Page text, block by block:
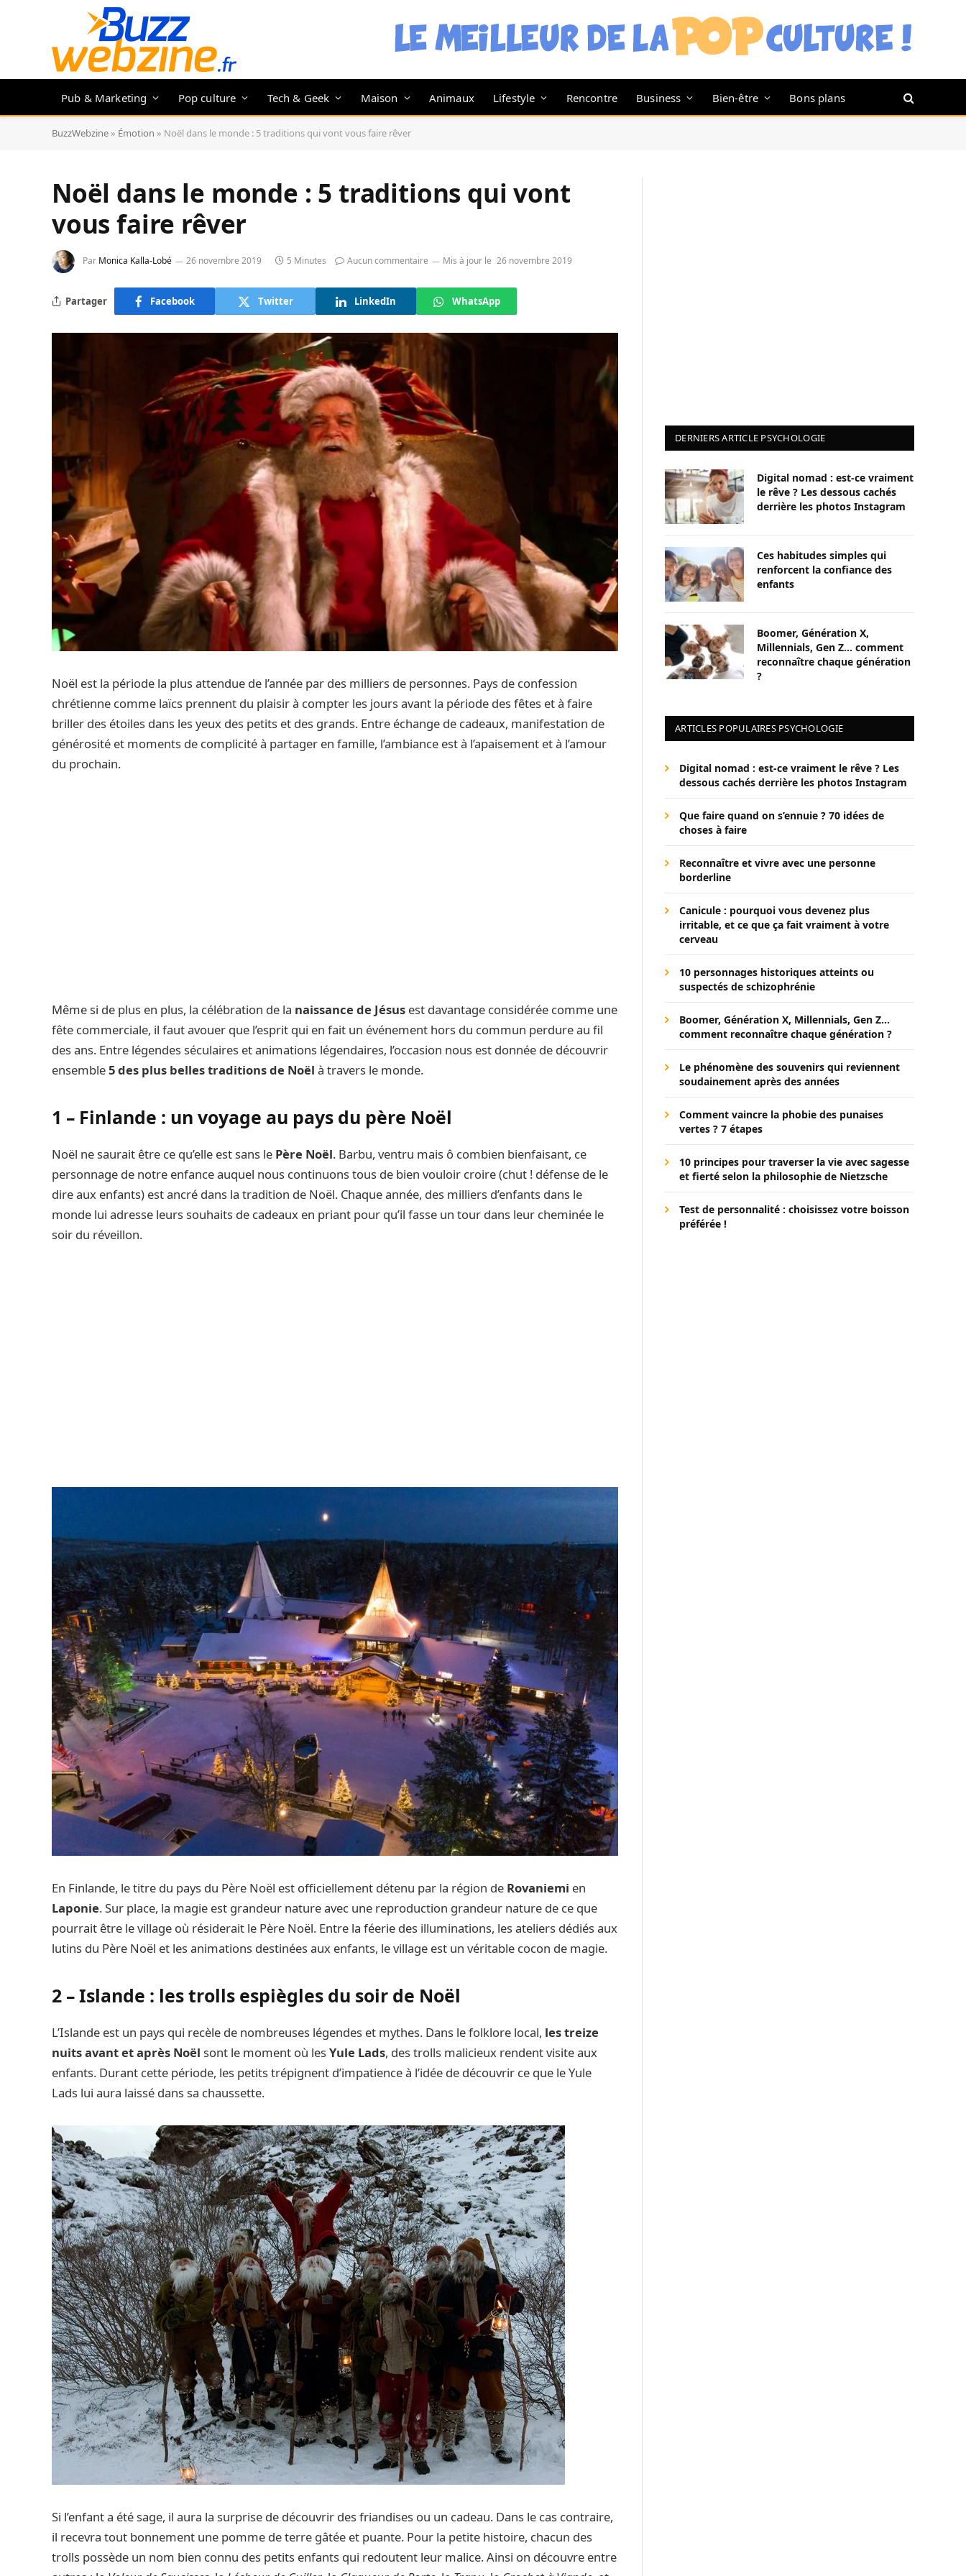
Pub & Marketing Pop culture Tech & Geek Maison Animaux Lifestyle Rencontre Business Bien-être Bons plans
BuzzWebzine » Émotion » Noël dans le monde : 5 traditions qui vont vous faire rêver
Noël dans le monde : 5 traditions qui vont
vous faire rêver
Par Monica Kalla-Lobé 26 novembre 2019 5 Minutes Aucun commentaire Mis à jour le 26 novembre 2019
Partager Facebook Twitter LinkedIn WhatsApp
Noël est la période la plus attendue de l’année par des milliers de personnes. Pays de confession
chrétienne comme laïcs prennent du plaisir à compter les jours avant la période des fêtes et à faire
briller des étoiles dans les yeux des petits et des grands. Entre échange de cadeaux, manifestation de
générosité et moments de complicité à partager en famille, l’ambiance est à l’apaisement et à l’amour
du prochain.
Même si de plus en plus, la célébration de la naissance de Jésus est davantage considérée comme une
fête commerciale, il faut avouer que l’esprit qui en fait un événement hors du commun perdure au fil
des ans. Entre légendes séculaires et animations légendaires, l’occasion nous est donnée de découvrir
ensemble5 des plus belles traditions de Noël à travers le monde.
1 – Finlande : un voyage au pays du père Noël
Noël ne saurait être ce qu’elle est sans le Père Noël. Barbu, ventru mais ô combien bienfaisant, ce
personnage de notre enfance auquel nous continuons tous de bien vouloir croire (chut ! défense de le
dire aux enfants) est ancré dans la tradition de Noël. Chaque année, des milliers d’enfants dans le
monde lui adresse leurs souhaits de cadeaux en priant pour qu’il fasse un tour dans leur cheminée le
soir du réveillon.
En Finlande, le titre du pays du Père Noël est officiellement détenu par la région de Rovaniemi en
Laponie. Sur place, la magie est grandeur nature avec une reproduction grandeur nature de ce que
pourrait être le village où résiderait le Père Noël. Entre la féerie des illuminations, les ateliers dédiés aux
lutins du Père Noël et les animations destinées aux enfants, le village est un véritable cocon de magie.
2 – Islande : les trolls espiègles du soir de Noël
L’Islande est un pays qui recèle de nombreuses légendes et mythes. Dans le folklore local, les treize
nuits avant et après Noël sont le moment où lesYule Lads, des trolls malicieux rendent visite aux
enfants. Durant cette période, les petits trépignent d’impatience à l’idée de découvrir ce que le Yule
Lads lui aura laissé dans sa chaussette.
Si l’enfant a été sage, il aura la surprise de découvrir des friandises ou un cadeau. Dans le cas contraire,
il recevra tout bonnement une pomme de terre gâtée et puante. Pour la petite histoire, chacun des
trolls possède un nom bien connu des petits enfants qui redoutent leur malice. Ainsi on découvre entre
DERNIERS ARTICLE PSYCHOLOGIE
Digital nomad : est-ce vraiment
le rêve ? Les dessous cachés
derrière les photos Instagram
Ces habitudes simples qui
renforcent la confiance des
enfants
Boomer, Génération X,
Millennials, Gen Z… comment
reconnaître chaque génération
?
ARTICLES POPULAIRES PSYCHOLOGIE
Digital nomad : est-ce vraiment le rêve ? Les
dessous cachés derrière les photos Instagram
Que faire quand on s’ennuie ? 70 idées de
choses à faire
Reconnaître et vivre avec une personne
borderline
Canicule : pourquoi vous devenez plus
irritable, et ce que ça fait vraiment à votre
cerveau
10 personnages historiques atteints ou
suspectés de schizophrénie
Boomer, Génération X, Millennials, Gen Z…
comment reconnaître chaque génération ?
Le phénomène des souvenirs qui reviennent
soudainement après des années
Comment vaincre la phobie des punaises
vertes ? 7 étapes
10 principes pour traverser la vie avec sagesse
et fierté selon la philosophie de Nietzsche
Test de personnalité : choisissez votre boisson
préférée !